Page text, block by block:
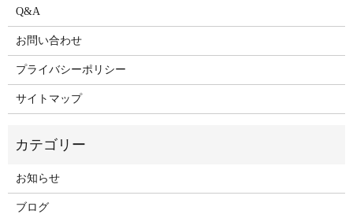
Q&A
お問い合わせ
プライバシーポリシー
サイトマップ
お知らせ
ブログ